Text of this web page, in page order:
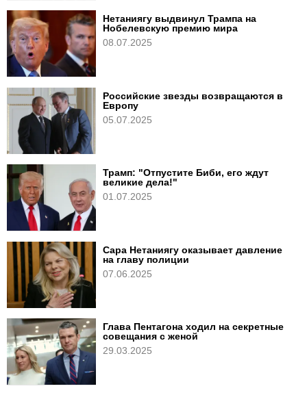
Нетаниягу выдвинул Трампа на
Нобелевскую премию мира
08.07.2025
Российские звезды возвращаются в
Европу
05.07.2025
Трамп: "Отпустите Биби, его ждут
великие дела!"
01.07.2025
Сара Нетаниягу оказывает давление
на главу полиции
07.06.2025
Глава Пентагона ходил на секретные
совещания с женой
29.03.2025